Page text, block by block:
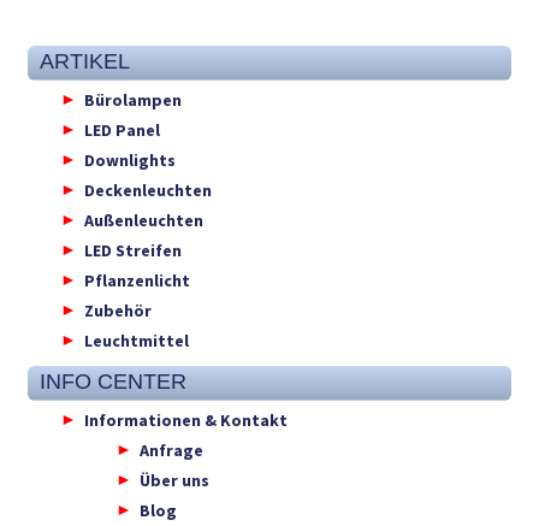
ARTIKEL
Bürolampen
LED Panel
Downlights
Deckenleuchten
Außenleuchten
LED Streifen
Pflanzenlicht
Zubehör
Leuchtmittel
INFO CENTER
Informationen & Kontakt
Anfrage
Über uns
Blog